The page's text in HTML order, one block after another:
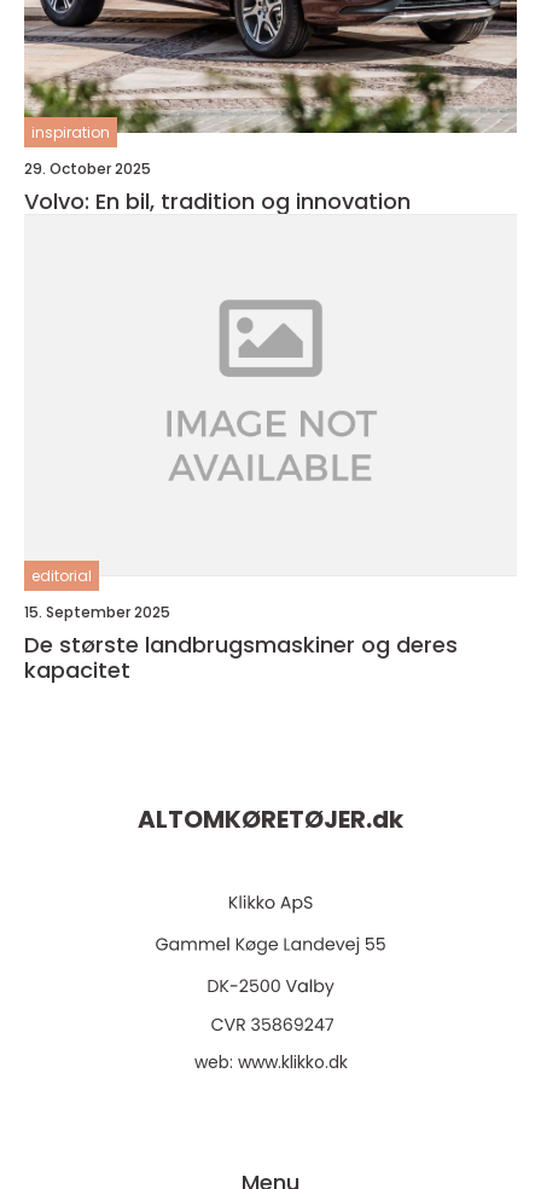
inspiration
29. October 2025
Volvo: En bil, tradition og innovation
editorial
15. September 2025
De største landbrugsmaskiner og deres
kapacitet
ALTOMKØRETØJER.dk
web: www.klikko.dk
Menu